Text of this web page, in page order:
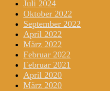
Juli 2024
Oktober 2022
September 2022
April 2022
März 2022
Februar 2022
Februar 2021
April 2020
März 2020